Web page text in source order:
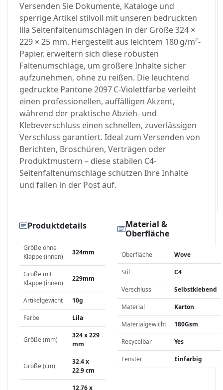
Versenden Sie Dokumente, Kataloge und
sperrige Artikel stilvoll mit unseren bedruckten
lila Seitenfaltenumschlägen in der Größe 324 ×
229 × 25 mm. Hergestellt aus leichtem 180 g/m²-
Papier, erweitern sich diese robusten
Faltenumschläge, um größere Inhalte sicher
aufzunehmen, ohne zu reißen. Die leuchtend
gedruckte Pantone 2097 C-Violettfarbe verleiht
einen professionellen, auffälligen Akzent,
während der praktische Abzieh- und
Klebeverschluss einen schnellen, zuverlässigen
Verschluss garantiert. Ideal zum Versenden von
Berichten, Broschüren, Verträgen oder
Produktmustern – diese stabilen C4-
Seitenfaltenumschläge schützen Ihre Inhalte
und fallen in der Post auf.
Produktdetails
Größe ohne
Klappe (innen)
324mm
Größe mit
Klappe (innen)
229mm
Artikelgewicht 10g
Farbe Lila
Größe (mm)
324 x 229
mm
Größe (cm)
32.4 x
22.9 cm
12.76 x
Material &
Oberfläche
Oberfläche Wove
Stil C4
Verschluss Selbstklebend
Material Karton
Materialgewicht 180Gsm
Recycelbar Yes
Fenster Einfarbig